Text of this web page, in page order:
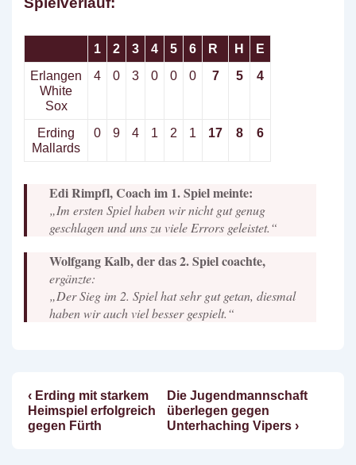
1 2 3 4 5 6 R H
E
Erlangen
White
Sox
4 0 3 0 0 0 7 5 4
Erding
Mallards
0 9 4 1 2 1 17 8 6
Edi Rimpfl, Coach im 1. Spiel meinte:
„Im ersten Spiel haben wir nicht gut genug
geschlagen und uns zu viele Errors geleistet.“
Wolfgang Kalb, der das 2. Spiel coachte,
ergänzte:
„Der Sieg im 2. Spiel hat sehr gut getan, diesmal
haben wir auch viel besser gespielt.“
Beitragsnavigation
Vorheriger
Beitrag
ist
‹ Erding mit starkem
Heimspiel erfolgreich
gegen Fürth
Nächster
Beitrag
ist
Die Jugendmannschaft
überlegen gegen
Unterhaching Vipers ›